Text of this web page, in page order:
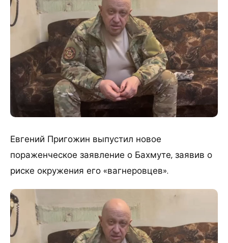
Евгений Пригожин выпустил новое
пораженческое заявление о Бахмуте, заявив о
риске окружения его «вагнеровцев».